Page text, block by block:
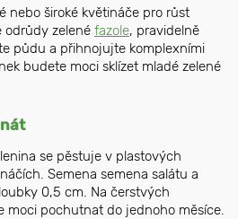
nebo široké květináče pro růst
odrůdy zelené fazole, pravidelně
půdu a přihnojujte komplexními
budete moci sklízet mladé zelené
se pěstuje v plastových
Semena semena salátu a
0,5 cm. Na čerstvých
moci pochutnat do jednoho měsíce.